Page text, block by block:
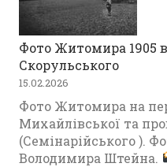
Фото Житомира 1905
Скорульського
15.02.2026
Фото Житомира на
Михайлівської та
(Семінарійського ).
Володимира Штейна.